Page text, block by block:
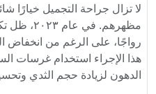
لا تزال جراحة التجميل خيارًا
مظهرهم.
هذا الإجراء استخدام غرسات
الدهون لزيادة حجم الثدي